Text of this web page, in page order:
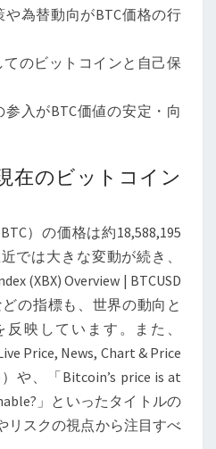
イ
価
動
と
マ
ロ
経
済
の
視
点
──
価
値
為替動向がBTC価格の行
のビットコインと自己保
入がBTC価値の安定・向
在のビットコイン
）の価格は約18,588,195
では大きな変動が続き、
(XBX) Overview | BTCUSD
どの指標も、世界の動向と
反映しています。また、
Price, News, Chart & Price
や、「Bitcoin’s price is at
」といったタイトルの
リスクの視点から注目すべ